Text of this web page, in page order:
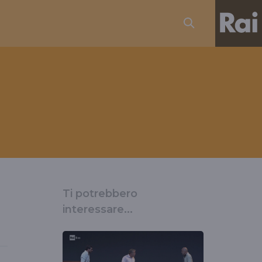
Ti potrebbero
interessare...